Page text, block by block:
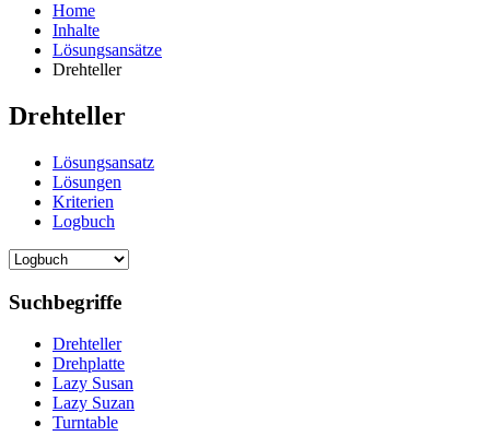
Home
Inhalte
Lösungsansätze
Drehteller
Drehteller
Lösungsansatz
Lösungen
Kriterien
Logbuch
Suchbegriffe
Drehteller
Drehplatte
Lazy Susan
Lazy Suzan
Turntable